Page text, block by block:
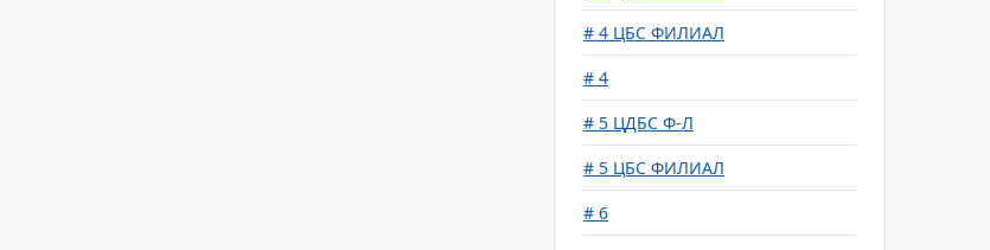
# 4 ЦБС ФИЛИАЛ
# 4
# 5 ЦДБС Ф-Л
# 5 ЦБС ФИЛИАЛ
# 6